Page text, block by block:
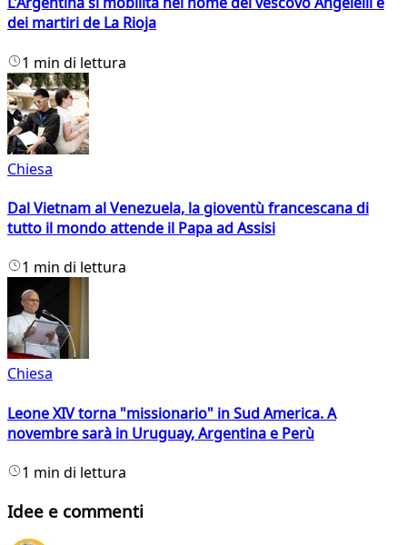
dei martiri de La Rioja
1 min di lettura
Chiesa
Dal Vietnam al Venezuela, la gioventù francescana di
tutto il mondo attende il Papa ad Assisi
1 min di lettura
Chiesa
Leone XIV torna "missionario" in Sud America. A
novembre sarà in Uruguay, Argentina e Perù
1 min di lettura
Idee e commenti